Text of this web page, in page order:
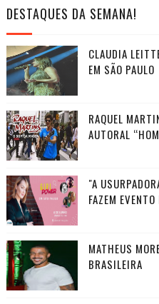
DESTAQUES DA SEMANA!
CLAUDIA
EM SÃO PAULO
RAQUEL
AUTORAL
"A
FAZEM
MATHEUS
BRASILEIRA